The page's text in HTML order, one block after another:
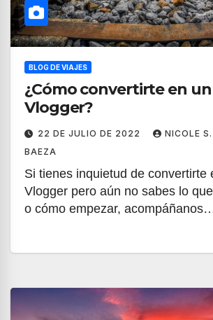
BLOG DE VIAJES
¿Cómo convertirte en
Vlogger?
22 DE JULIO DE 2022
NICOLE
BAEZA
Si tienes inquietud de convertirte
Vlogger pero aún no sabes lo
o cómo empezar,